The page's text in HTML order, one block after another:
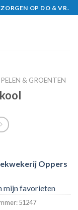
OP DO & VR.
& GROENTEN
Oppers
mijn favorieten
51247